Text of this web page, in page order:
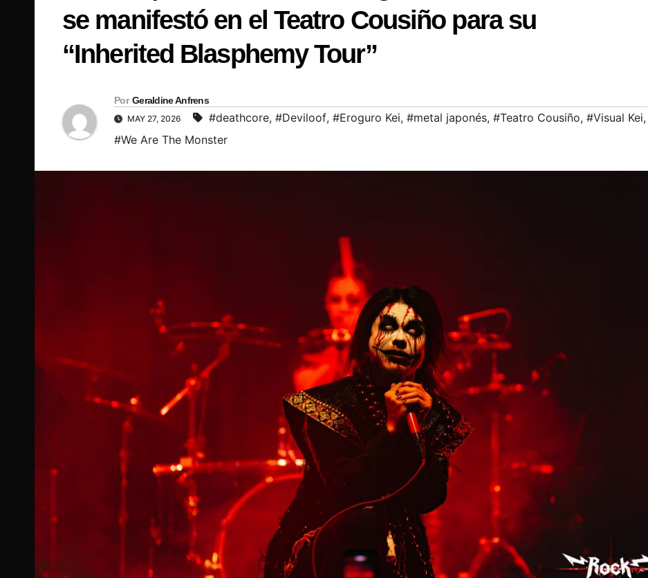
se manifestó en el Teatro Cousiño para su
“Inherited Blasphemy Tour”
Por Geraldine Anfrens
MAY 27, 2026 #deathcore, #Deviloof, #Eroguro Kei, #metal japonés, #Teatro Cousiño, #Visual Kei,
#We Are The Monster